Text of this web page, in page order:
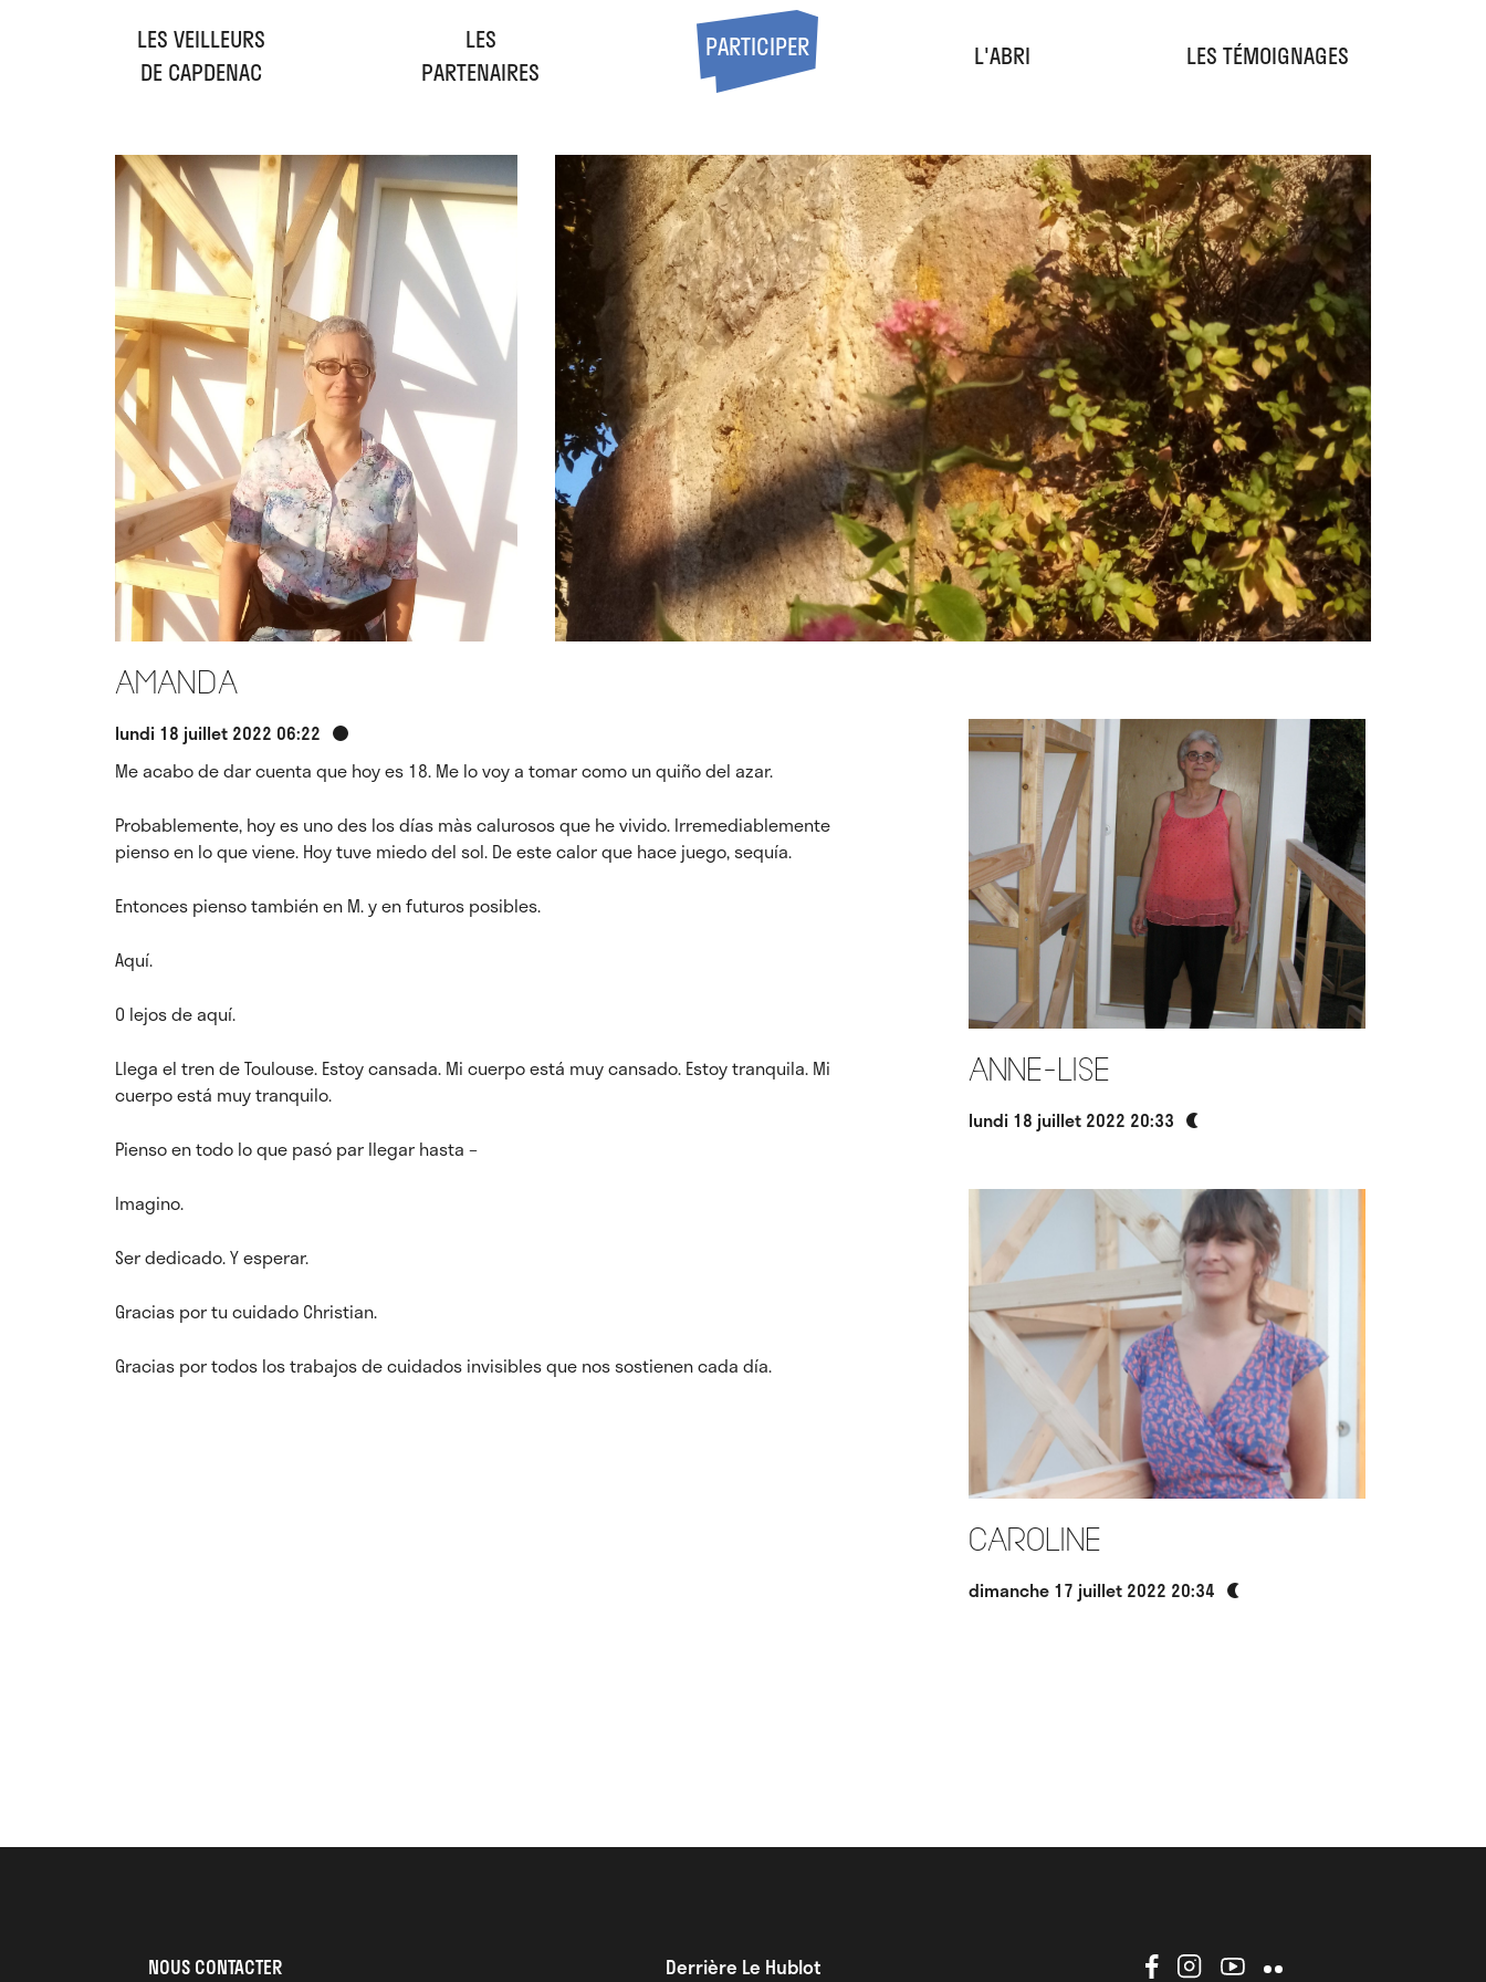
LES VEILLEURS
DE CAPDENAC
LES
PARTENAIRES
PARTICIPER L'ABRI LES TÉMOIGNAGES
Amanda
lundi 18 juillet 2022 06:22
Me acabo de dar cuenta que hoy es 18. Me lo voy a tomar como un quiño del azar.
Probablemente, hoy es uno des los días màs calurosos que he vivido. Irremediablemente
pienso en lo que viene. Hoy tuve miedo del sol. De este calor que hace juego, sequía.
Entonces pienso también en M. y en futuros posibles.
Aquí.
O lejos de aquí.
Llega el tren de Toulouse. Estoy cansada. Mi cuerpo está muy cansado. Estoy tranquila. Mi
cuerpo está muy tranquilo.
Pienso en todo lo que pasó par llegar hasta –
Imagino.
Ser dedicado. Y esperar.
Gracias por tu cuidado Christian.
Gracias por todos los trabajos de cuidados invisibles que nos sostienen cada día.
Anne-Lise
lundi 18 juillet 2022 20:33
Caroline
dimanche 17 juillet 2022 20:34
NOUS CONTACTER Derrière Le Hublot